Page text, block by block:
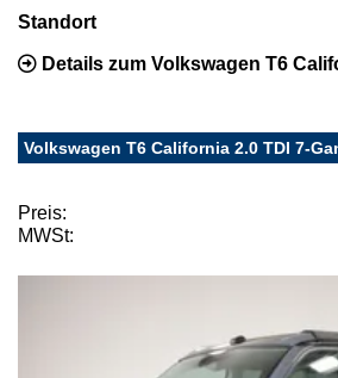
Standort
Details zum Volkswagen T6
Volkswagen T6 California 2.0 TDI 7-
Preis:
MWSt: